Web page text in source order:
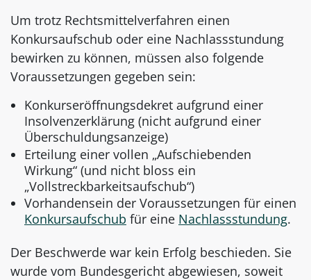
Um trotz Rechtsmittelverfahren einen
Konkursaufschub oder eine Nachlassstundung
bewirken zu können, müssen also folgende
Voraussetzungen gegeben sein:
Konkurseröffnungsdekret aufgrund einer
Insolvenzerklärung (nicht aufgrund einer
Überschuldungsanzeige)
Erteilung einer vollen „Aufschiebenden
Wirkung“ (und nicht bloss ein
„Vollstreckbarkeitsaufschub“)
Vorhandensein der Voraussetzungen für einen
Konkursaufschub für eine Nachlassstundung.
Der Beschwerde war kein Erfolg beschieden. Sie
wurde vom Bundesgericht abgewiesen, soweit